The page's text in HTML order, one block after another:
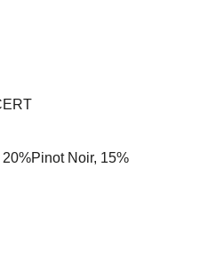
Noir, 15%